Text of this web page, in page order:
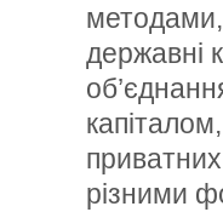
методами,
державні
приватних
різними